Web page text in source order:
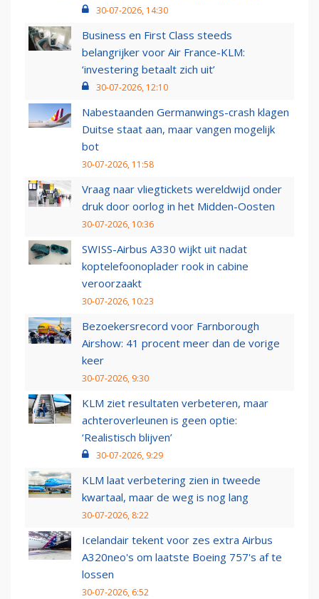
30-07-2026, 14:30
Business en First Class steeds
belangrijker voor Air France-KLM:
‘investering betaalt zich uit’
30-07-2026, 12:10
Nabestaanden Germanwings-crash klagen
Duitse staat aan, maar vangen mogelijk
bot
30-07-2026, 11:58
Vraag naar vliegtickets wereldwijd onder
druk door oorlog in het Midden-Oosten
30-07-2026, 10:36
SWISS-Airbus A330 wijkt uit nadat
koptelefoonoplader rook in cabine
veroorzaakt
30-07-2026, 10:23
Bezoekersrecord voor Farnborough
Airshow: 41 procent meer dan de vorige
keer
30-07-2026, 9:30
KLM ziet resultaten verbeteren, maar
achteroverleunen is geen optie:
‘Realistisch blijven’
30-07-2026, 9:29
KLM laat verbetering zien in tweede
kwartaal, maar de weg is nog lang
30-07-2026, 8:22
Icelandair tekent voor zes extra Airbus
A320neo's om laatste Boeing 757's af te
lossen
30-07-2026, 6:52